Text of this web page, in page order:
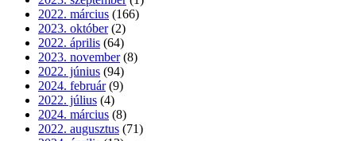
2022. március (166)
2023. október (2)
2022. április (64)
2023. november (8)
2022. június (94)
2024. február (9)
2022. július (4)
2024. március (8)
2022. augusztus (71)